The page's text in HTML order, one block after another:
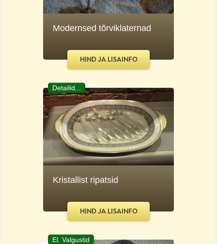
Modernsed tõrviklaternad
HIND JA LISAINFO
Detailid...
Kristallist ripatsid
HIND JA LISAINFO
El. Valgustid